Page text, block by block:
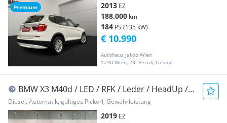
Premium 2013 EZ
188.000 km
184 PS (135 kW)
Autohaus Jakob Wien
1230 Wien, 23. Bezirk, Liesing
€ 10.990
BMW X3 M40d / LED / RFK / Leder / HeadUp /
21" / St...
Diesel, Automatik, gültiges Pickerl, Gewährleistung
2019 EZ